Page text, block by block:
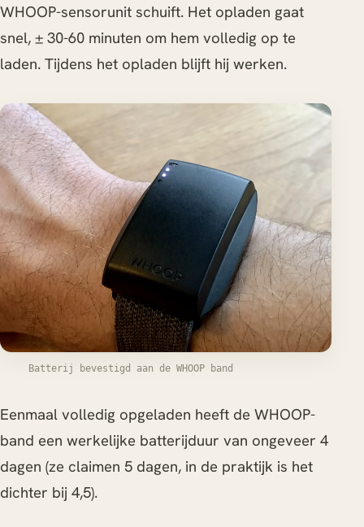
WHOOP-sensorunit schuift. Het opladen gaat
snel, ± 30-60 minuten om hem volledig op te
laden. Tijdens het opladen blijft hij werken.
Batterij bevestigd aan de WHOOP band
Eenmaal volledig opgeladen heeft de WHOOP-
band een werkelijke batterijduur van ongeveer 4
dagen (ze claimen 5 dagen, in de praktijk is het
dichter bij 4,5).